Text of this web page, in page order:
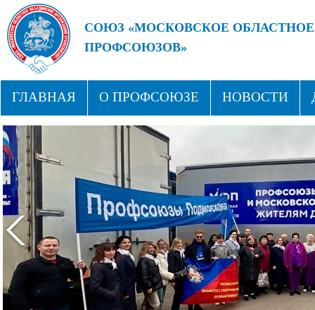
СОЮЗ «МОСКОВСКОЕ
ПРОФСОЮЗОВ»
ГЛАВНАЯ О ПРОФСОЮЗЕ НОВОСТИ
СТРУКТУРА ПРОФСОЮЗНЫЕ ЗДРАВНИЦЫ